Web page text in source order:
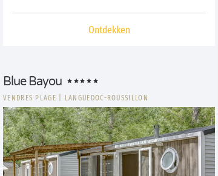
Ontdekken
Blue Bayou
VENDRES PLAGE LANGUEDOC-ROUSSILLON